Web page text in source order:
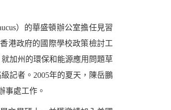
）的華盛頓辦公室擔任見習
港政府的國際學校政策檢討工
加州的環保和能源應用問題草
記者。2005年的夏天，陳岳鵬
事處工作。